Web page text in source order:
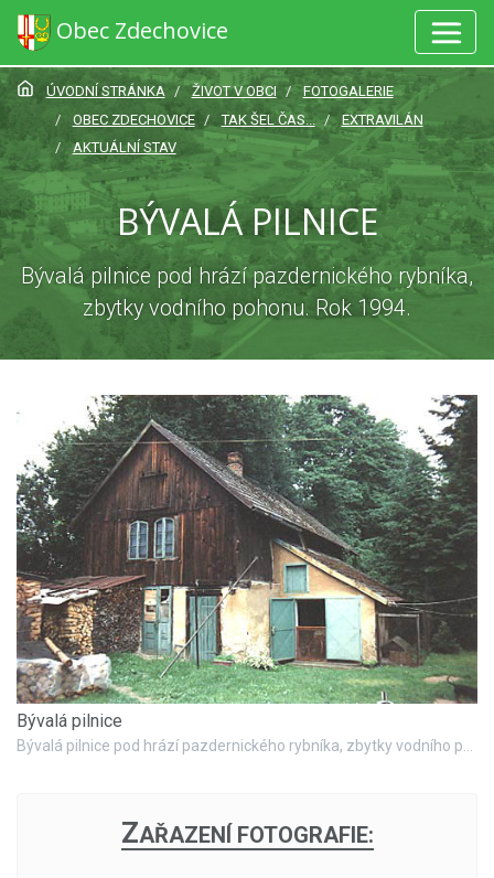
Obec Zdechovice
ÚVODNÍ STRÁNKA ŽIVOT V OBCI
FOTOGALERIE
OBEC ZDECHOVICE
TAK ŠEL ČAS...
EXTRAVILÁN
AKTUÁLNÍ STAV
BÝVALÁ PILNICE
Bývalá pilnice pod hrází pazdernického rybníka,
zbytky vodního pohonu. Rok 1994.
Bývalá pilnice
ZAŘAZENÍ FOTOGRAFIE: